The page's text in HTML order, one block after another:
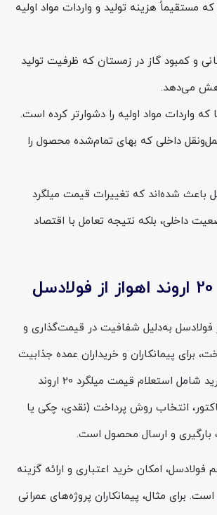
مستقیماً هزینه تولید و واردات مواد اولیه
و کمبود گاز در زمستان که ظرفیت تولید
می‌دهد.
واردات مواد اولیه را دشوارتر کرده است.
داخلی که بهای تمام‌شده محصول را
باعث شده‌اند که تغییرات قیمت میلگرد
داخلی، بلکه نتیجه تعامل با اقتصاد
فولادسل به‌دلیل شفافیت در قیمت‌گذاری و
برای پیمانکاران و خریداران عمده جذابیت
زیادی دارد. مراحل خرید شامل استعلام قیمت میلگرد 20 اروند
انتخاب روش پرداخت (نقدی، چکی یا
بارگیری و ارسال محصول است.
فولادسل، امکان خرید اعتباری و ارائه گزینه
است. برای مثال، پیمانکاران پروژه‌های عمرانی